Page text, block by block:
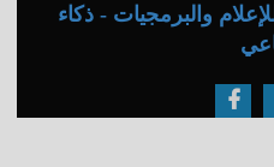
والبرمجيات - ذكاء